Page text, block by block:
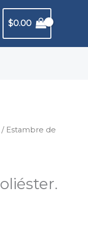
$0.00
/ Estambre de